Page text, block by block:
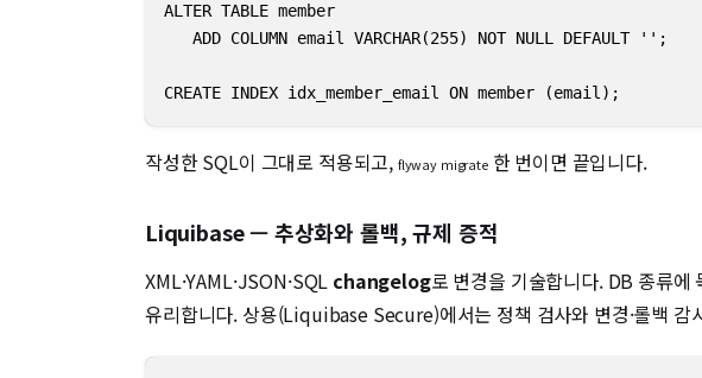
ALTER TABLE member
   ADD COLUMN email VARCHAR(255) NOT NULL DEFAULT '';
CREATE INDEX idx_member_email ON member (email);
작성한 SQL이 그대로 적용되고, flyway migrate한 번이면 끝입니다.
Liquibase — 추상화와 롤백, 규제 증적
XML·YAML·JSON·SQL changelog로 변경을 기술합니다. DB 종류에
유리합니다. 상용(Liquibase Secure)에서는 정책 검사와 변경·롤백 감